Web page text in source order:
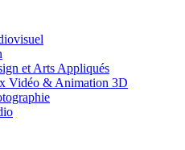
et Arts Appliqués
Vidéo & Animation 3D